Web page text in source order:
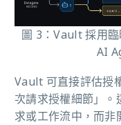
圖 3：Vault 採用
AI
Vault 可直接評估授
次請求授權細節」。
求或工作流中，而非